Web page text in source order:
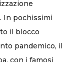
In pochissimi
il blocco
pandemico, il
con i famosi